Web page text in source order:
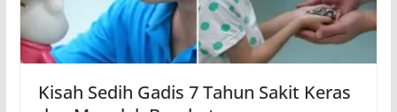
Kisah Sedih Gadis 7 Tahun Sakit Keras